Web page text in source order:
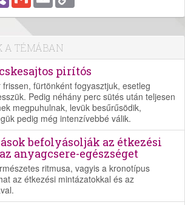
A TÉMÁBAN
pirítós
fürtönként fogyasztjuk, esetleg
Pedig néhány perc sütés után teljesen
megpuhulnak, levük besűrűsödik,
pedig még intenzívebbé válik.
befolyásolják az étkezési
anyagcsere-egészséget
ritmusa, vagyis a kronotípus
az étkezési mintázatokkal és az